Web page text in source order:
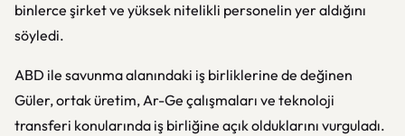
binlerce şirket ve yüksek nitelikli personelin yer aldığını
söyledi.
ABD ile savunma alanındaki iş birliklerine de değinen
Güler, ortak üretim, Ar-Ge çalışmaları ve teknoloji
transferi konularında iş birliğine açık olduklarını vurguladı.